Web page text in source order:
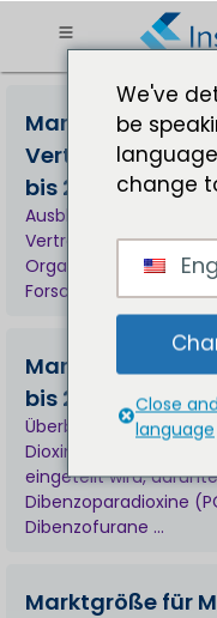
Marktgröße für
bis 2031
Ausblick auf den
Organization (CRO)
Marktgröße für
bis 2032
Überblick über den
Dioxin ist das
eingeteilt wird,
Dibenzoparadioxine
Dibenzofurane ...
Marktgröße für
We've
be
change
Close
language